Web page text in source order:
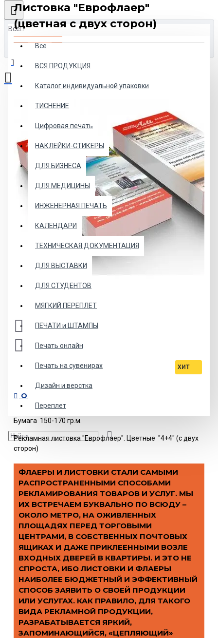
Все
Все
ВСЯ ПРОДУКЦИЯ
Каталог индивидуальной упаковки
ТИСНЕНИЕ
Цифровая печать
НАКЛЕЙКИ-СТИКЕРЫ
ДЛЯ БИЗНЕСА
ДЛЯ МЕДИЦИНЫ
ИНЖЕНЕРНАЯ ПЕЧАТЬ
КАЛЕНДАРИ
ТЕХНИЧЕСКАЯ ДОКУМЕНТАЦИЯ
ДЛЯ ВЫСТАВКИ
ДЛЯ СТУДЕНТОВ
МЯГКИЙ ПЕРЕПЛЕТ
ПЕЧАТИ и ШТАМПЫ
Печать онлайн
Печать на сувенирах
Дизайн и верстка
Переплет
Товаров: 0 (0.00р.)
Листовка "Еврофлаер"
(цветная с двух сторон)
ХИТ
ОПИСАНИЕ
Бумага 150-170 гр.м.
Рекламная листовка "Еврофлаер". Цветные "4+4" (с двух
сторон)
ФЛАЕРЫ И ЛИСТОВКИ СТАЛИ САМЫМИ
РАСПРОСТРАНЕННЫМИ СПОСОБАМИ
РЕКЛАМИРОВАНИЯ ТОВАРОВ И УСЛУГ. МЫ
ИХ ВСТРЕЧАЕМ БУКВАЛЬНО ПО ВСЮДУ –
ОКОЛО МЕТРО, НА ОЖИВЛЕННЫХ
ПЛОЩАДЯХ ПЕРЕД ТОРГОВЫМИ
ЦЕНТРАМИ, В СОБСТВЕННЫХ ПОЧТОВЫХ
ЯЩИКАХ И ДАЖЕ ПРИКЛЕЕННЫМИ ВОЗЛЕ
ВХОДНЫХ ДВЕРЕЙ В КВАРТИРЫ. И ЭТО НЕ
СПРОСТА, ИБО ЛИСТОВКИ И ФЛАЕРЫ
НАИБОЛЕЕ БЮДЖЕТНЫЙ И ЭФФЕКТИВНЫЙ
СПОСОБ ЗАЯВИТЬ О СВОЕЙ ПРОДУКЦИИ
ИЛИ УСЛУГАХ. КАК ПРАВИЛО, ДЛЯ ТАКОГО
ВИДА РЕКЛАМНОЙ ПРОДУКЦИИ,
РАЗРАБАТЫВАЕТСЯ ЯРКИЙ,
ЗАПОМИНАЮЩИЙСЯ, «ЦЕПЛЯЮЩИЙ»